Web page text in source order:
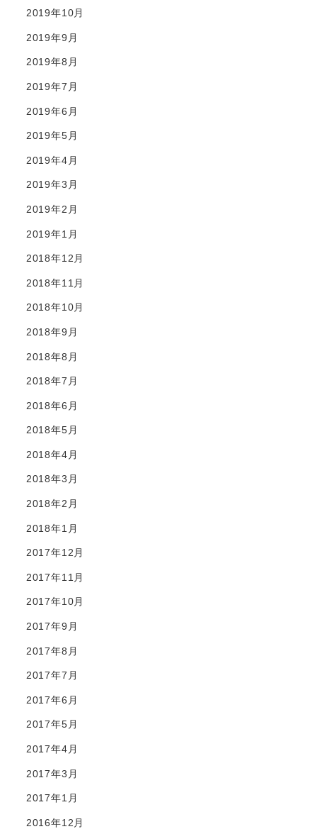
2019年10月
2019年9月
2019年8月
2019年7月
2019年6月
2019年5月
2019年4月
2019年3月
2019年2月
2019年1月
2018年12月
2018年11月
2018年10月
2018年9月
2018年8月
2018年7月
2018年6月
2018年5月
2018年4月
2018年3月
2018年2月
2018年1月
2017年12月
2017年11月
2017年10月
2017年9月
2017年8月
2017年7月
2017年6月
2017年5月
2017年4月
2017年3月
2017年1月
2016年12月